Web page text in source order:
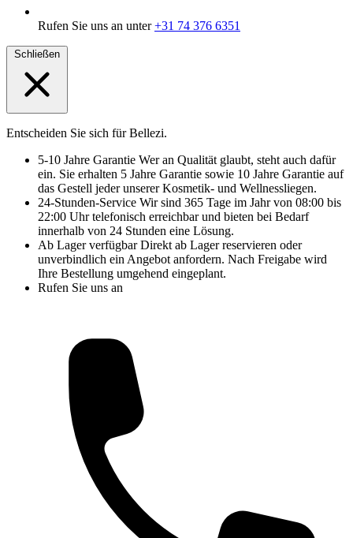
Rufen Sie uns an unter +31 74 376 6351
Schließen
Entscheiden Sie sich für Bellezi.
5-10 Jahre Garantie Wer an Qualität glaubt, steht auch dafür
ein. Sie erhalten 5 Jahre Garantie sowie 10 Jahre Garantie auf
das Gestell jeder unserer Kosmetik- und Wellnessliegen.
24-Stunden-Service Wir sind 365 Tage im Jahr von 08:00 bis
22:00 Uhr telefonisch erreichbar und bieten bei Bedarf
innerhalb von 24 Stunden eine Lösung.
Ab Lager verfügbarDirekt ab Lager reservieren oder
unverbindlich ein Angebot anfordern. Nach Freigabe wird
Ihre Bestellung umgehend eingeplant.
Rufen Sie uns an